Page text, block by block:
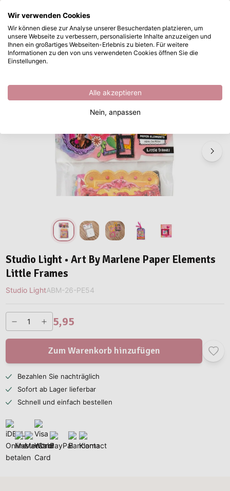
Zum Hauptinhalt springen
Sofort ab Lager lieferbar Studio Light • Art By Marlene Paper Elements Little Frames
/ Die Cuts /
Studio Light • Art By Marlene Paper Elements
Little Frames
Studio LightABM-26-PE54
5,95
Zum Warenkorb hinzufügen
Bezahlen Sie nachträglich
Sofort ab Lager lieferbar
Schnell und einfach bestellen
Wonach suchen Sie?
Wir verwenden Cookies
Wir können diese zur Analyse unserer Besucherdaten platzieren, um
unsere Webseite zu verbessern, personalisierte Inhalte anzuzeigen und
Ihnen ein großartiges Webseiten-Erlebnis zu bieten. Für weitere
Informationen zu den von uns verwendeten Cookies öffnen Sie die
Einstellungen.
Alle akzeptieren
Nein, anpassen